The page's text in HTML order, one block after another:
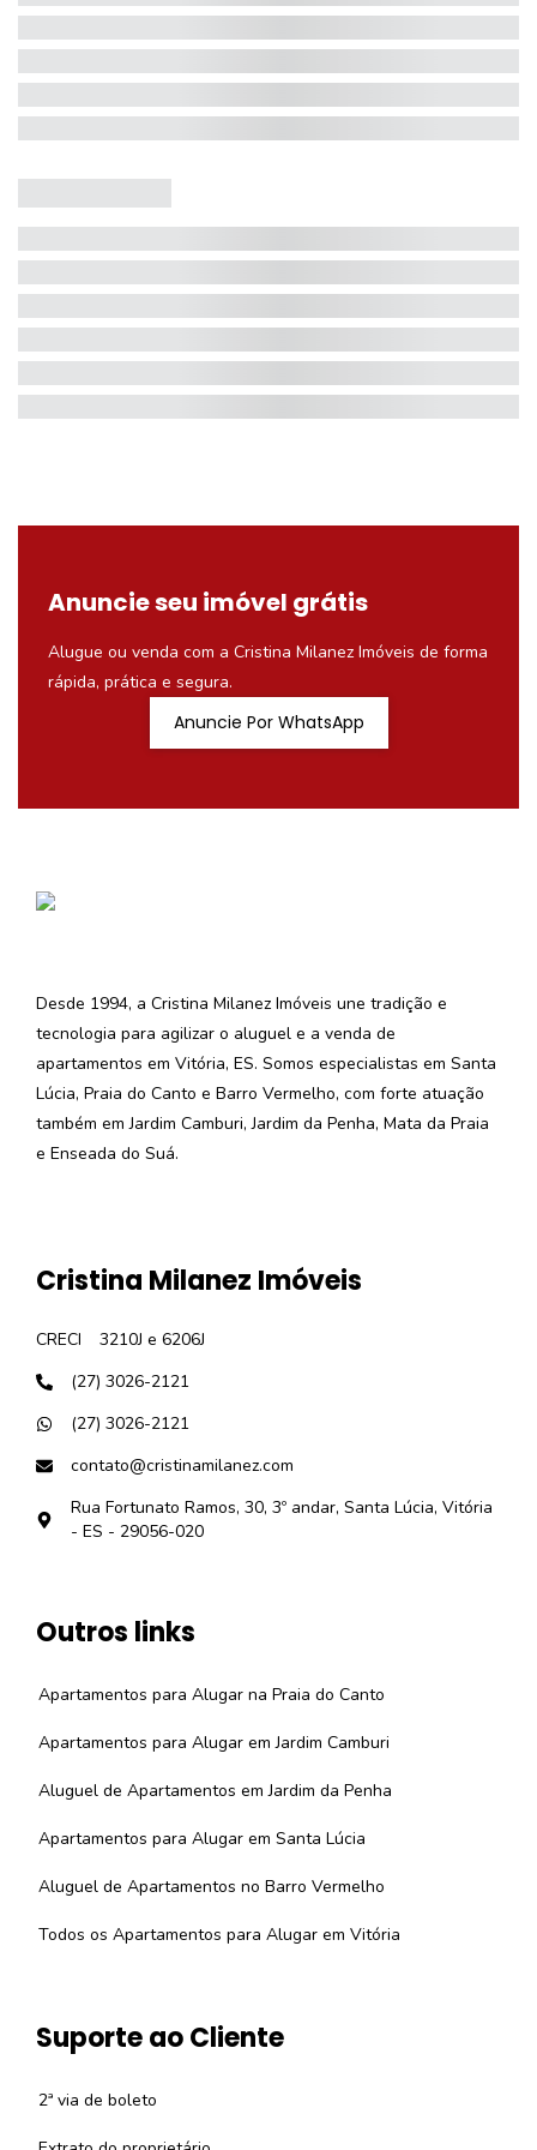
Anuncie seu imóvel grátis
Alugue ou venda com a Cristina Milanez Imóveis de forma
rápida, prática e segura.
Anuncie Por WhatsApp
Desde 1994, a Cristina Milanez Imóveis une tradição e
tecnologia para agilizar o aluguel e a venda de
apartamentos em Vitória, ES. Somos especialistas em Santa
Lúcia, Praia do Canto e Barro Vermelho, com forte atuação
também em Jardim Camburi, Jardim da Penha, Mata da Praia
e Enseada do Suá.
Cristina Milanez Imóveis
CRECI
3210J e 6206J
(27) 3026-2121
(27) 3026-2121
contato@cristinamilanez.com
Rua Fortunato Ramos, 30, 3º andar, Santa Lúcia, Vitória
- ES - 29056-020
Outros links
Apartamentos para Alugar na Praia do Canto
Apartamentos para Alugar em Jardim Camburi
Aluguel de Apartamentos em Jardim da Penha
Apartamentos para Alugar em Santa Lúcia
Aluguel de Apartamentos no Barro Vermelho
Todos os Apartamentos para Alugar em Vitória
Suporte ao Cliente
2ª via de boleto